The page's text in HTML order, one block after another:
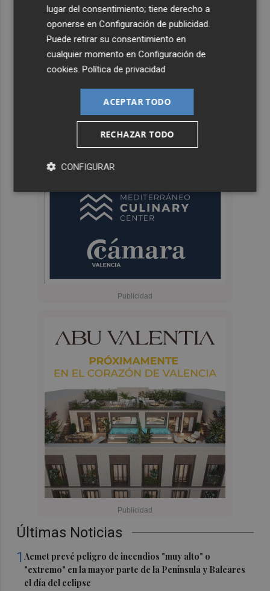
Últimas Noticias
1Aemet prevé peligro de incendios "muy alto" o
"extremo" en la mayor parte de la Península y Baleares
el día del eclipse
lugar del consentimiento; tiene derecho a
oponerse enConfiguración de publicidad
Puede retirar su consentimiento en
cualquier momento enConfiguración de
cookies .Política de privacidad
ACEPTAR TODO
RECHAZAR TODO
CONFIGURAR